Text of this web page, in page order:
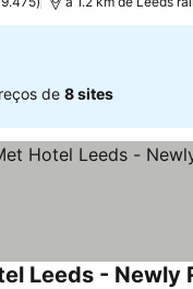
de 8 sites
Leeds - Newly